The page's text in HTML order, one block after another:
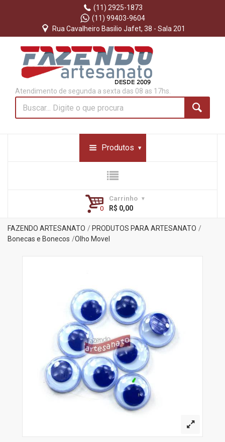
(11) 2925-1873
(11) 99403-9604
Rua Cavalheiro Basilio Jafet, 38 - Sala 201
Atendimento de segunda a sexta das 08 as 17hs.
Produtos
Carrinho
R$ 0,00
FAZENDO ARTESANATO
PRODUTOS PARA ARTESANATO
Bonecas e Bonecos
Olho Movel